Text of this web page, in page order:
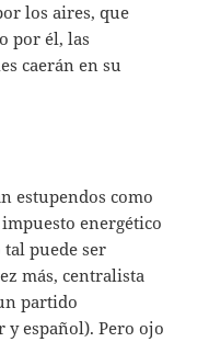
los aires, que
por él, las
caerán en su
estupendos como
energético
puede ser
más, centralista
partido
español). Pero ojo